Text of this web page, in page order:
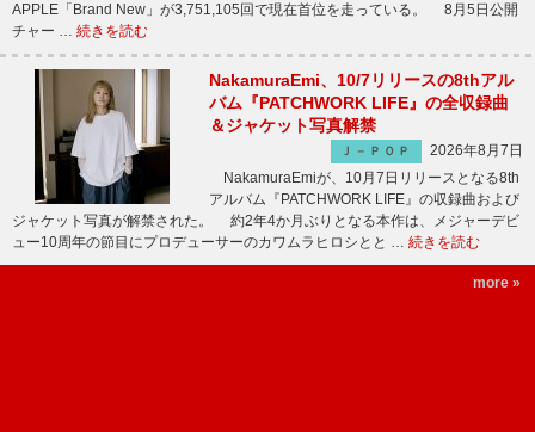
APPLE「Brand New」が3,751,105回で現在首位を走っている。 8月5日公開
チャー … 続きを読む
NakamuraEmi、10/7リリースの8thアル
バム『PATCHWORK LIFE』の全収録曲
＆ジャケット写真解禁
Ｊ－ＰＯＰ
2026年8月7日
NakamuraEmiが、10月7日リリースとなる8th
アルバム『PATCHWORK LIFE』の収録曲および
ジャケット写真が解禁された。 約2年4か月ぶりとなる本作は、メジャーデビ
ュー10周年の節目にプロデューサーのカワムラヒロシとと … 続きを読む
more »